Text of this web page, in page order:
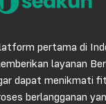
pertama di
layanan
dapat menikmati
berlangganan